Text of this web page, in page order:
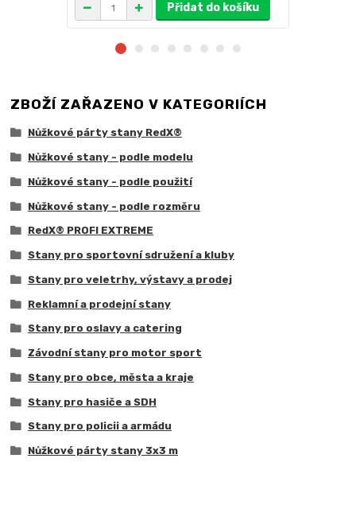
Přidat do košíku
ZBOŽÍ ZAŘAZENO V KATEGORIÍCH
Nůžkové párty stany RedX®
Nůžkové stany - podle modelu
Nůžkové stany - podle použití
Nůžkové stany - podle rozměru
RedX® PROFI EXTREME
Stany pro sportovní sdružení a kluby
Stany pro veletrhy, výstavy a prodej
Reklamní a prodejní stany
Stany pro oslavy a catering
Závodní stany pro motor sport
Stany pro obce, města a kraje
Stany pro hasiče a SDH
Stany pro policii a armádu
Nůžkové párty stany 3x3 m